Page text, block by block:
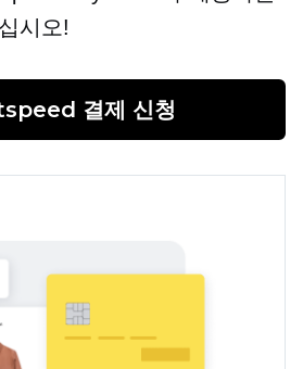
시오!
결제 신청